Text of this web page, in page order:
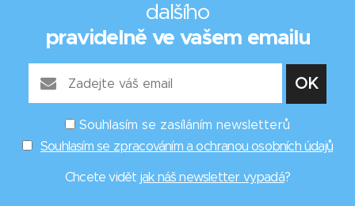
dalšího
pravidelně ve vašem emailu
Souhlasím se zasíláním newsletterů
Souhlasím se zpracováním a ochranou osobních údajů
Chcete vidět jak náš newsletter vypadá?